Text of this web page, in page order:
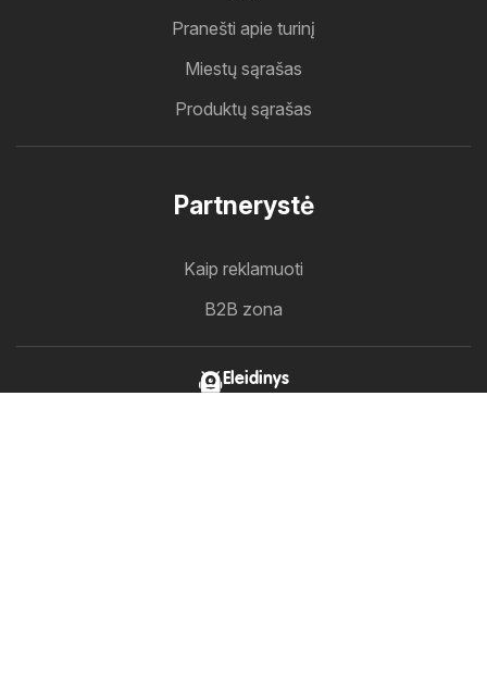
Pranešti apie turinį
Miestų sąrašas
Produktų sąrašas
Partnerystė
Kaip reklamuoti
B2B zona
Eleidinys